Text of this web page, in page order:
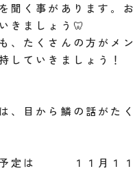
聞く事があります。
きましょう🦷
、たくさんの方がメ
していきましょう！
、目から鱗の話がた
予定は １１月１１